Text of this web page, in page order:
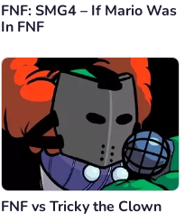
FNF: SMG4 – If Mario Was
In FNF
FNF vs Tricky the Clown